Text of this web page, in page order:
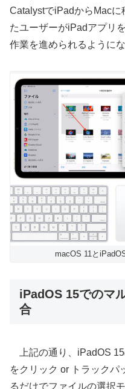
CatalystでiPadからMac
たユーザーがiPadアプリ
作業を進められるように
macOS 11と
iPadOS 15でのマ
合
上記の通り、iPadOS
をクリック or トラックパ
るだけでファイルの選択